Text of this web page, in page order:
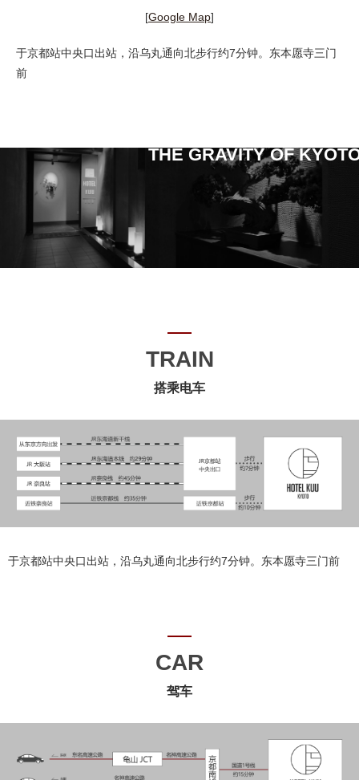
[Google Map]
于京都站中央口出站，沿乌丸通向北步行约7分钟。东本愿寺三门
前
THE GRAVITY OF
TRAIN
搭乘电车
于京都站中央口出站，沿乌丸通向北步行约7分钟。东本愿寺三门前
CAR
驾车